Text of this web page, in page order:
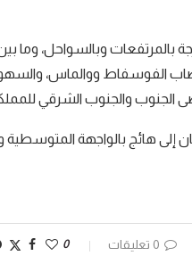
الجنوبية، وما بين 27 و34 درجة بهضاب
إلى هائج بالواجهة
0 تعليقات 0